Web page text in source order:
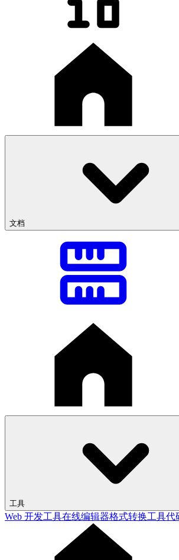
文档
工具
Web 开发工具在线编辑器格式转换工具代